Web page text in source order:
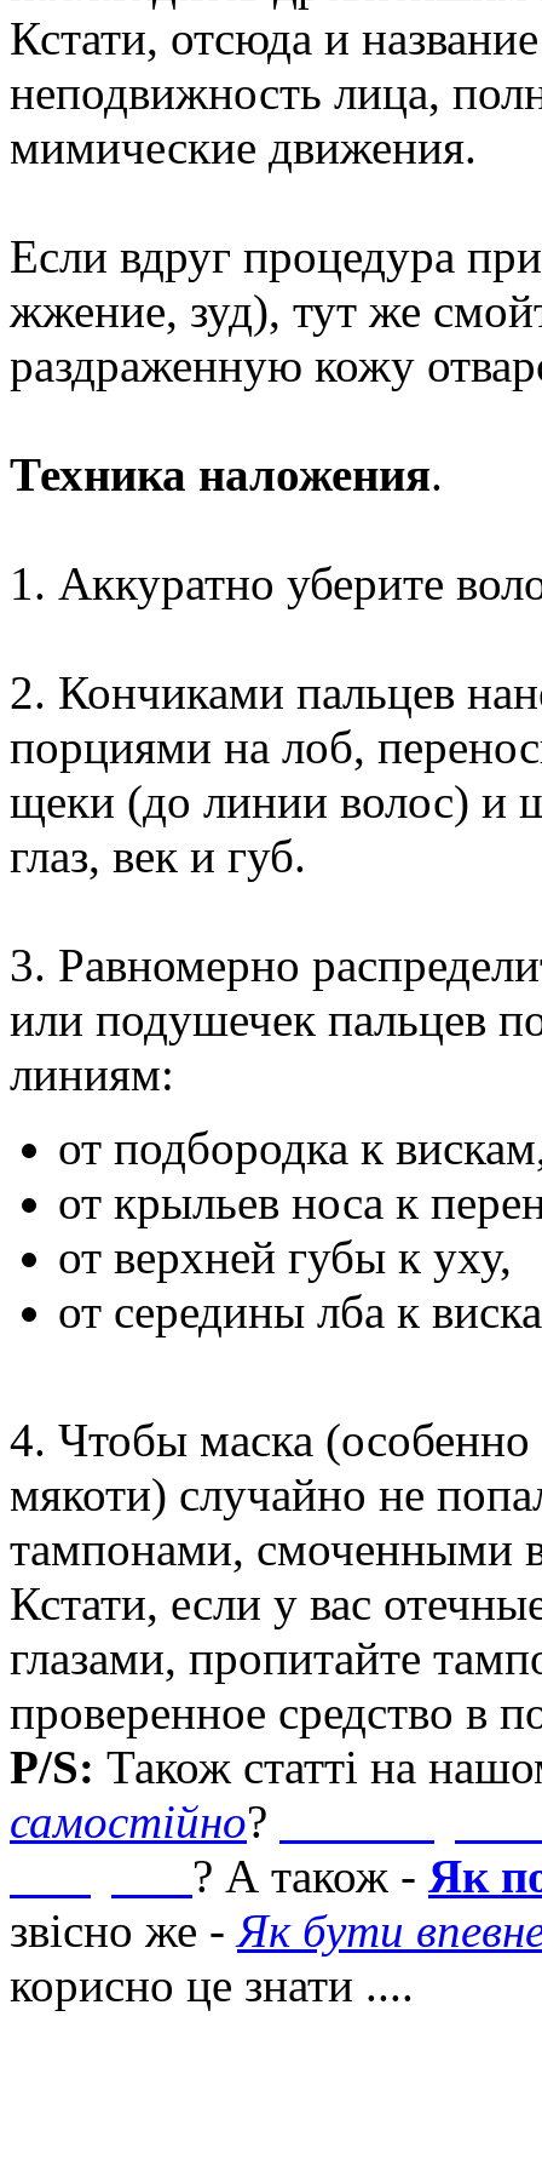
Кстати, отсюда и
неподвижность лица,
мимические движения.
Если вдруг процедура
жжение, зуд), тут же
раздраженную кожу
Техника наложения.
1. Аккуратно уберите
2. Кончиками пальцев
порциями на лоб,
щеки (до линии волос) и
глаз, век и губ.
3. Равномерно
или подушечек пальцев
линиям:
от подбородка к
от крыльев носа к
от верхней губы к уху,
от середины лба к
4. Чтобы маска
мякоти) случайно не
тампонами, смоченными
Кстати, если у вас
глазами, пропитайте
проверенное средство в
P/S: Також статті на
самостійно?
? А також - Як
звісно же -Як бути
корисно це знати ....